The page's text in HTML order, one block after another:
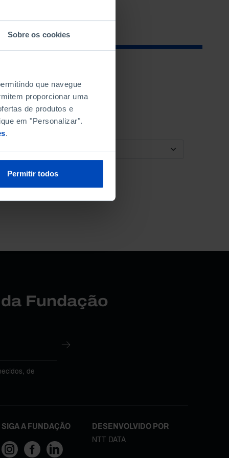
Sobre os cookies
que navegue
proporcionar uma
de produtos e
em "Personalizar".
.
Permitir todos
ORDENAR POR
Fundação
de
SIGA A FUNDAÇÃO DESENVOLVIDO POR
NTT DATA